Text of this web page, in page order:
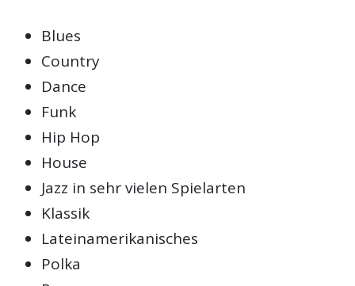
Blues
Country
Dance
Funk
Hip Hop
House
Jazz in sehr vielen Spielarten
Klassik
Lateinamerikanisches
Polka